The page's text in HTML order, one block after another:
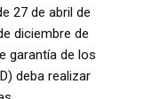
27 de abril de
diciembre de
garantía de los
deba realizar